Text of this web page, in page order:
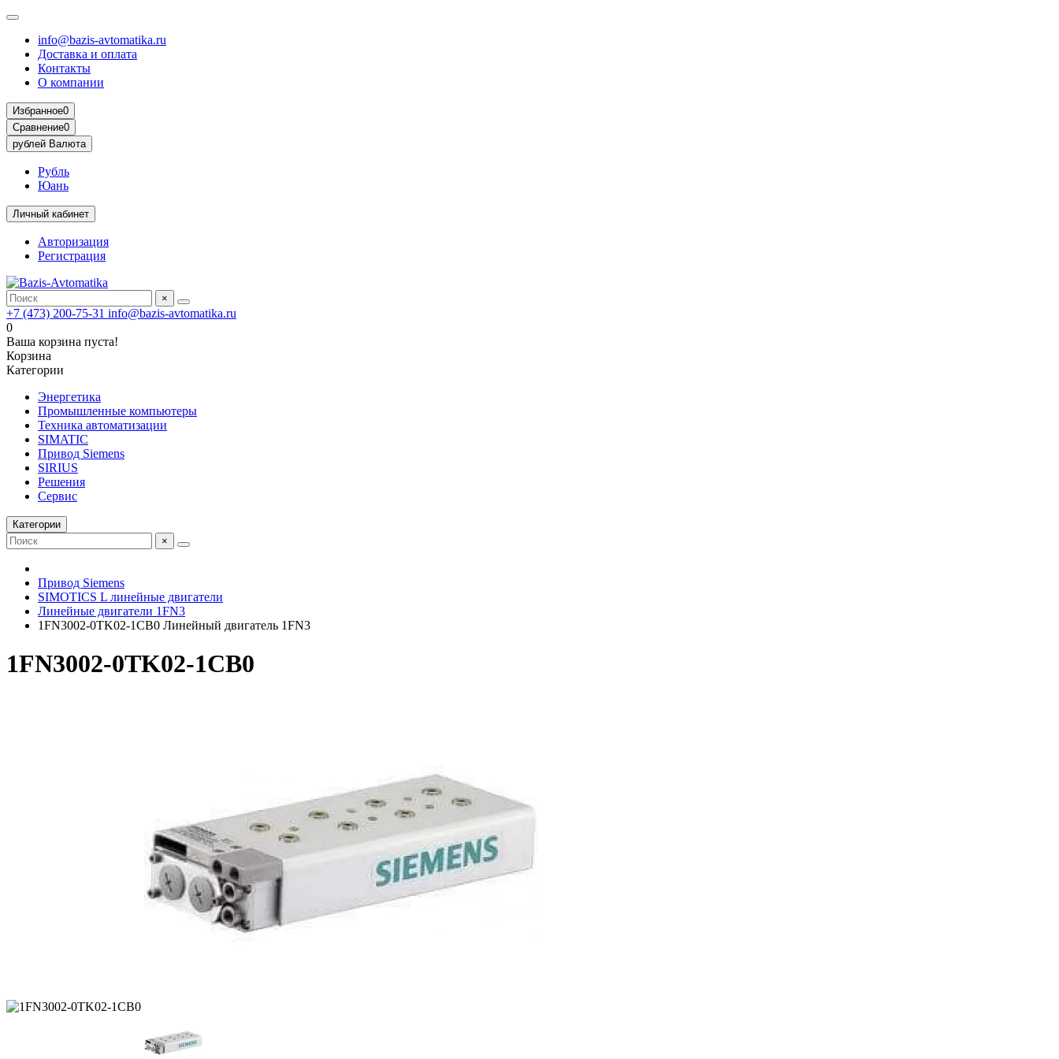
info@bazis-avtomatika.ru
Доставка и оплата
Контакты
О компании
Избранное0
Сравнение0
рублей Валюта
Рубль
Юань
Личный кабинет
Авторизация
Регистрация
×
+7 (473) 200-75-31 info@bazis-avtomatika.ru
0
Ваша корзина пуста!
Корзина
Категории
Энергетика
Промышленные компьютеры
Техника автоматизации
SIMATIC
Привод Siemens
SIRIUS
Решения
Сервис
Категории
×
Привод Siemens
SIMOTICS L линейные двигатели
Линейные двигатели 1FN3
1FN3002-0TK02-1CB0 Линейный двигатель 1FN3
1FN3002-0TK02-1CB0